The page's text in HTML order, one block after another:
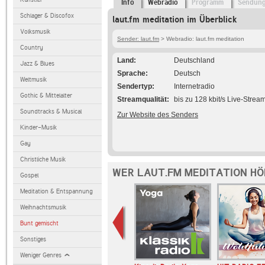
Schlager & Discofox
Volksmusik
Country
Jazz & Blues
Weltmusik
Gothic & Mittelalter
Soundtracks & Musical
Kinder-Musik
Gay
Christliche Musik
Gospel
Meditation & Entspannung
Weihnachtsmusik
Bunt gemischt
Sonstiges
Weniger Genres
Info Webradio Programm
laut.fm meditation im Überblick
Sender: laut.fm > Webradio: laut.fm meditation
Land
Deutschland
Sprache
Deutsch
Sendertyp
Internetradio
Streamqualität
bis zu 128 kbit/s Live-
Zur Website des Senders
WER LAUT.FM MEDITATION